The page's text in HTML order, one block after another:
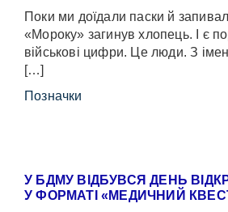
Поки ми доїдали паски й
«Мороку» загинув хлопець. І є
військові цифри. Це люди. З
[…]
Позначки
У БДМУ ВІДБУВСЯ ДЕНЬ
У ФОРМАТІ «МЕДИЧНИЙ